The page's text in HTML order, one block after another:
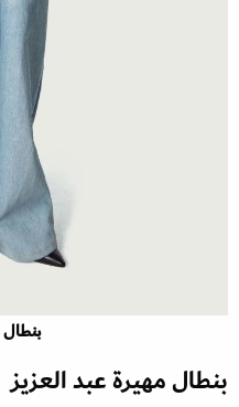
بنطال Coperni
بنطال مهيرة عبد العزيز